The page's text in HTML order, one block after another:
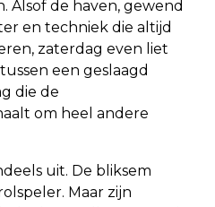
Alsof de haven, gewend
en techniek die altijd
zaterdag even liet
een geslaagd
die de
om heel andere
uit. De bliksem
Maar zijn